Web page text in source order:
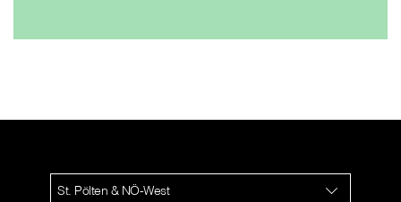
St. Pölten & NÖ-West